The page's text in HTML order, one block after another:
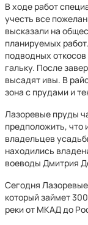
В ходе работ
учесть все
высказали на
планируемых
подводных
гальку. После
высадят ивы. В
зона с прудами и
Лазоревые пруды
предположить, что
владельцев
находились
воеводы Дмитрия
Сегодня
который займет
реки от МКАД до